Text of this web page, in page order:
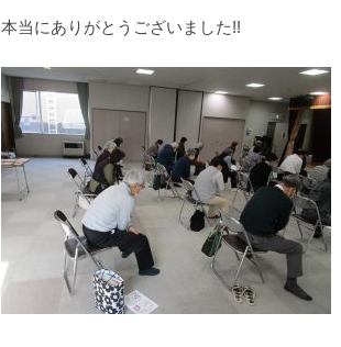
本当にありがとうございました!!